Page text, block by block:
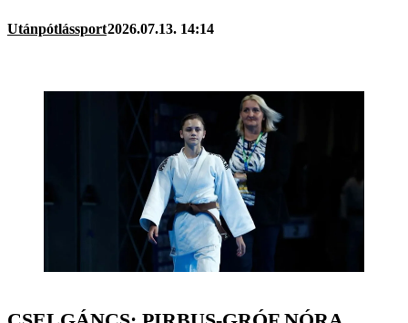
Utánpótlássport2026.07.13. 14:14